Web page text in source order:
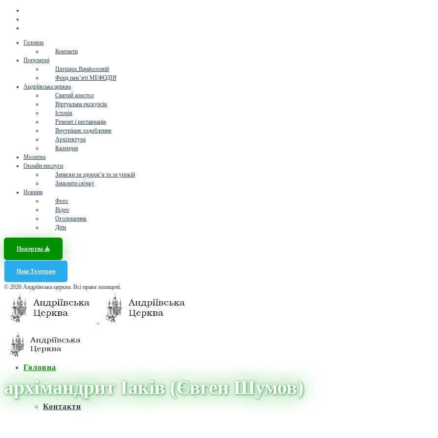
Головна
Контакти
Популярні
Патріарх Варфоломій
Фонд пам’яті МЕФОДІЯ
Андріївська церква
Святий апостол
Віртуальна екскурсія
Історія
Ремонт і реставрація
Внутрішнє оздоблення
Архітектура
Календар
Молитва
Онлайн послуги
Записки за здоров’я та за упокій
Запалити свічку
Новини
Фото
Відео
Оголошення
Діти
Пожертва ⛪️
Наш Телеграм
© 2026 Андріївська церква. Всі права захищені.
Головна
Контакти
архімандрит Іаків (Євген Шумов)